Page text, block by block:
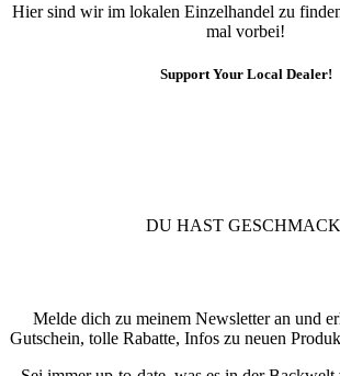
Hier sind wir im lokalen Einzelhandel zu
mal vorbei!
Support Your Local Dealer!
DU HAST
Melde dich zu meinem Newsletter an und
Gutschein, tolle Rabatte, Infos zu neuen